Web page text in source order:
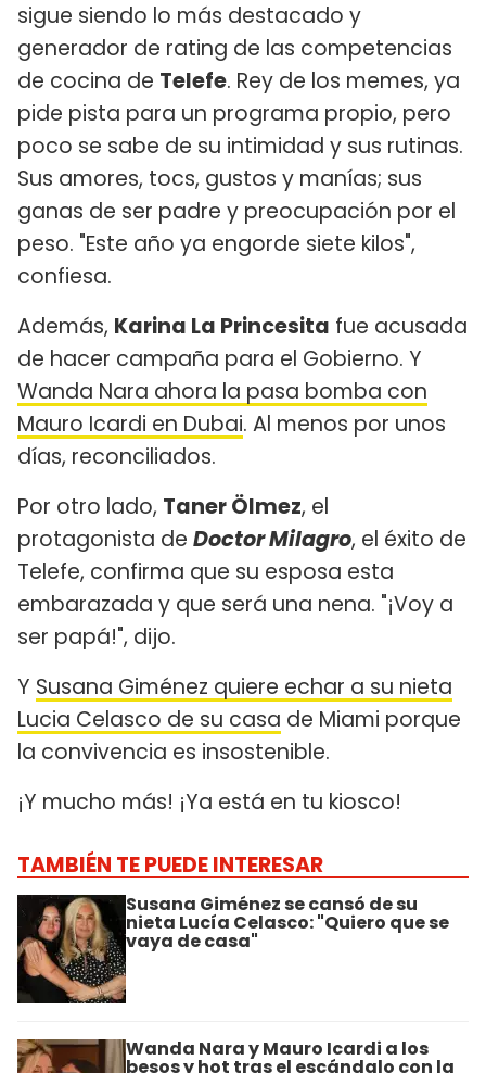
sigue siendo lo más destacado y
generador de rating de las competencias
de cocina de Telefe. Rey de los memes, ya
pide pista para un programa propio, pero
poco se sabe de su intimidad y sus rutinas.
Sus amores, tocs, gustos y manías; sus
ganas de ser padre y preocupación por el
peso. "Este año ya engorde siete kilos",
confiesa.
Además, Karina La Princesita fue acusada
de hacer campaña para el Gobierno. Y
Wanda Nara ahora la pasa bomba con
Mauro Icardi en Dubai. Al menos por unos
días, reconciliados.
Por otro lado, Taner Ölmez, el
protagonista de Doctor Milagro, el éxito de
Telefe, confirma que su esposa esta
embarazada y que será una nena. "¡Voy a
ser papá!", dijo.
Y Susana Giménez quiere echar a su nieta
Lucia Celasco de su casa de Miami porque
la convivencia es insostenible.
¡Y mucho más! ¡Ya está en tu kiosco!
TAMBIÉN TE PUEDE INTERESAR
Susana Giménez se cansó de su
nieta Lucía Celasco: "Quiero que se
vaya de casa"
Wanda Nara y Mauro Icardi a los
besos y hot tras el escándalo con la